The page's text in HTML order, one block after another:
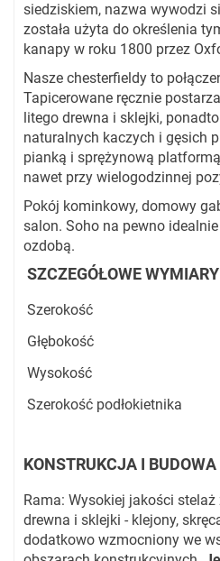
siedziskiem, nazwa wywodzi
została użyta do określenia
kanapy w roku 1800 przez
Nasze chesterfieldy to
Tapicerowane ręcznie
litego drewna i sklejki,
naturalnych kaczych i gęsich
pianką i sprężynową
nawet przy wielogodzinnej
Pokój kominkowy, domowy
salon. Soho na pewno
ozdobą.
SZCZEGÓŁOWE WYMIARY
Szerokość
Głębokość
Wysokość
Szerokość
KONSTRUKCJA I BUDOWA
Rama: Wysokiej jakości
drewna i sklejki - klejony,
dodatkowo wzmocniony we